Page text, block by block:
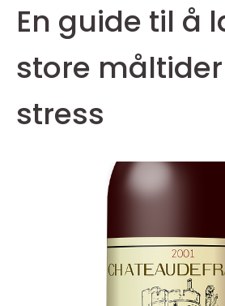
En guide til å
store
stress